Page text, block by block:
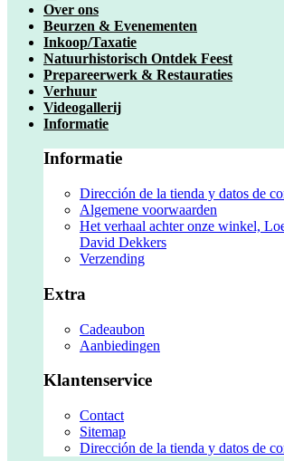
Over ons
Beurzen & Evenementen
Inkoop/Taxatie
Natuurhistorisch Ontdek Feest
Prepareerwerk & Restauraties
Verhuur
Videogallerij
Informatie
Informatie
Dirección de la tienda y datos de
Algemene voorwaarden
Het verhaal achter onze winkel,
David Dekkers
Verzending
Extra
Cadeaubon
Aanbiedingen
Klantenservice
Contact
Sitemap
Dirección de la tienda y datos de